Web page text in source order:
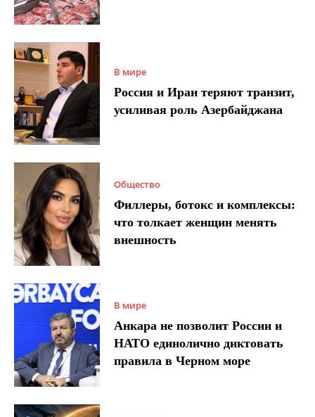
В мире
Россия и Иран теряют транзит,
усиливая роль Азербайджана
Общество
Филлеры, ботокс и комплексы:
что толкает женщин менять
внешность
В мире
Анкара не позволит России и
НАТО единолично диктовать
правила в Черном море